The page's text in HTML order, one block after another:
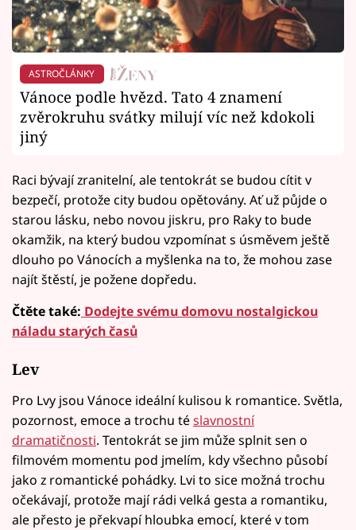
ASTROČLÁNKY
Vánoce podle hvězd. Tato 4 znamení
zvěrokruhu svátky milují víc než kdokoli
jiný
Raci bývají zranitelní, ale tentokrát se budou cítit v
bezpečí, protože city budou opětovány. Ať už půjde o
starou lásku, nebo novou jiskru, pro Raky to bude
okamžik, na který budou vzpomínat s úsměvem ještě
dlouho po Vánocích a myšlenka na to, že mohou zase
najít štěstí, je požene dopředu.
Čtěte také: Dodejte svému domovu nostalgickou
náladu starých časů
Lev
Pro Lvy jsou Vánoce ideální kulisou k romantice. Světla,
pozornost, emoce a trochu téslavnostní
dramatičnosti. Tentokrát se jim může splnit sen o
filmovém momentu pod jmelím, kdy všechno působí
jako z romantické pohádky. Lvi to sice možná trochu
očekávají, protože mají rádi velká gesta a romantiku,
ale přesto je překvapí hloubka emocí, které v tom